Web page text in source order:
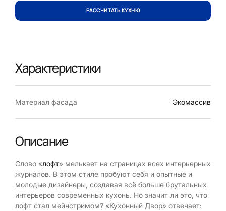
РАССЧИТАТЬ КУХНЮ
Характеристики
Материал фасада Экомассив
Описание
Слово «лофт» мелькает на страницах всех интерьерных
журналов. В этом стиле пробуют себя и опытные и
молодые дизайнеры, создавая всё больше брутальных
интерьеров современных кухонь. Но значит ли это, что
лофт стал мейнстримом? «Кухонный Двор» отвечает: